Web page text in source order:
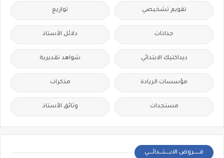
تقويم تشخيصي توازيع
جذاذات دلائل الأستاذ
ديداكتيك الابتدائي شواهد تقديرية
مؤسسات الريادة مذكرات
مستجدات وثائق الأستاذ
فــــــروض الابـــــتـــدائــــي